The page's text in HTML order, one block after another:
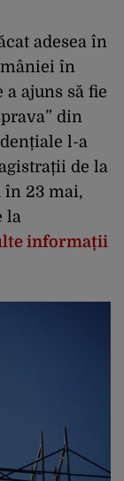
adesea în
în
ajuns să fie
din
l-a
de la
în 23 mai,
la
informații